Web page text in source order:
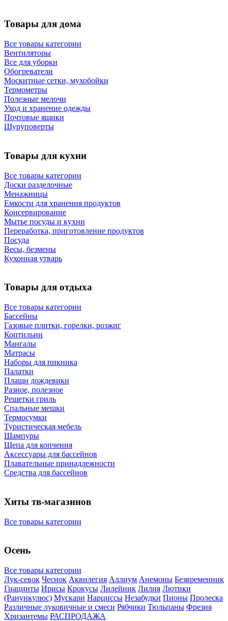
Товары для дома
Все товары категории
Вентиляторы
Все для уборки
Обогреватели
Москитные сетки, мухобойки
Термометры
Полезные мелочи
Уход и хранение одежды
Почтовые ящики
Шуруповерты
Товары для кухни
Все товары категории
Доски разделочные
Менажницы
Емкости для хранения продуктов
Консервирование
Мытье посуды и кухни
Переработка, приготовление продуктов
Посуда
Весы, безмены
Кухонная утварь
Товары для отдыха
Все товары категории
Бассейны
Газовые плитки, горелки, розжиг
Коптильни
Мангалы
Матрасы
Наборы для пикника
Палатки
Плащи дождевики
Разное, полезное
Решетки гриль
Спальные мешки
Термосумки
Туристическая мебель
Шампуры
Щепа для копчения
Аксессуары для бассейнов
Плавательные принадлежности
Средства для бассейнов
Хиты тв-магазинов
Все товары категории
Осень
Все товары категории
Лук-севок Чеснок Аквилегия Аллиум Анемоны Безвременник
Гиацинты Ирисы Крокусы Лилейник Лилия Лютики
(Ранункулюс) Мускари Нарцисcы Незабудки Пионы Пролеска
Различные луковичные и смеси Рябчики Тюльпаны Фрезия
Хризантемы РАСПРОДАЖА